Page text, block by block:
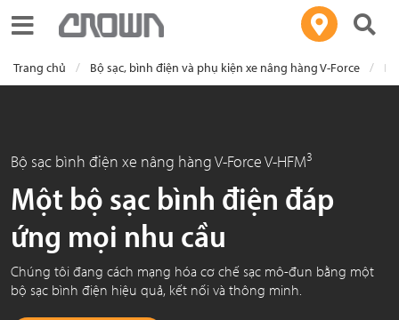
Toggle navigation
Trang chủ Bộ sạc, bình điện và phụ kiện xe nâng hàng V-Force
Bộ sạc bình điện xe nâng hàng V-Force V-HFM3
Một bộ sạc bình điện đáp
ứng mọi nhu cầu
Chúng tôi đang cách mạng hóa cơ chế sạc mô-đun bằng một
bộ sạc bình điện hiệu quả, kết nối và thông minh.